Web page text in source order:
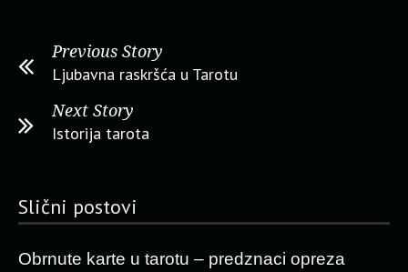
Previous Story
Ljubavna raskršća u Tarotu
Next Story
Istorija tarota
Slični postovi
Obrnute karte u tarotu – predznaci opreza